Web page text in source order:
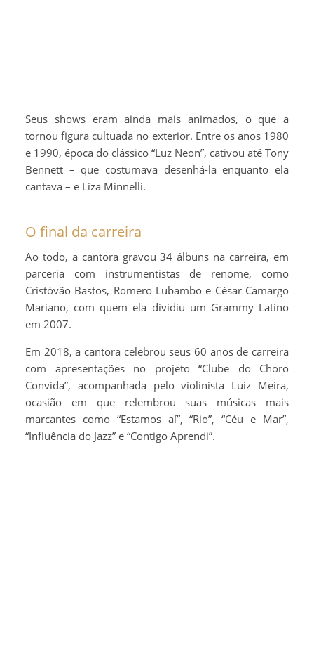
Seus shows eram ainda mais animados, o que a
tornou figura cultuada no exterior. Entre os anos 1980
e 1990, época do clássico “Luz Neon”, cativou até Tony
Bennett – que costumava desenhá-la enquanto ela
cantava – e Liza Minnelli.
O final da carreira
Ao todo, a cantora gravou 34 álbuns na carreira, em
parceria com instrumentistas de renome, como
Cristóvão Bastos, Romero Lubambo e César Camargo
Mariano, com quem ela dividiu um Grammy Latino
em 2007.
Em 2018, a cantora celebrou seus 60 anos de carreira
com apresentações no projeto “Clube do Choro
Convida”, acompanhada pelo violinista Luiz Meira,
ocasião em que relembrou suas músicas mais
marcantes como “Estamos aí”, “Rio”, “Céu e Mar”,
“Influência do Jazz” e “Contigo Aprendi”.